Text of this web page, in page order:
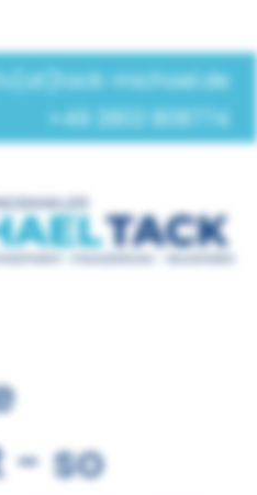
michael.de
+49 2802 808774
- so